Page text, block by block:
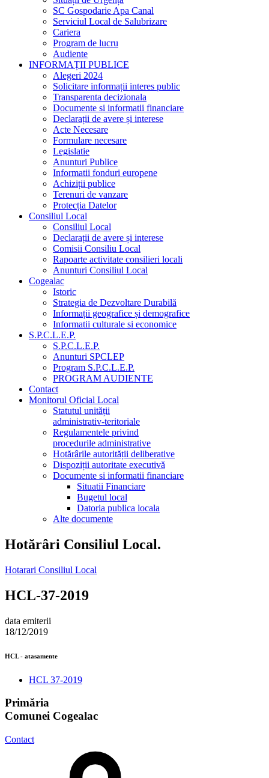
SC Gospodarie Apa Canal
Serviciul Local de Salubrizare
Cariera
Program de lucru
Audiente
INFORMAȚII PUBLICE
Alegeri 2024
Solicitare informații interes public
Transparenta decizionala
Documente si informatii financiare
Declarații de avere și interese
Acte Necesare
Formulare necesare
Legislatie
Anunturi Publice
Informatii fonduri europene
Achiziții publice
Terenuri de vanzare
Protecția Datelor
Consiliul Local
Consiliul Local
Declarații de avere și interese
Comisii Consiliu Local
Rapoarte activitate consilieri locali
Anunturi Consiliul Local
Cogealac
Istoric
Strategia de Dezvoltare Durabilă
Informații geografice și demografice
Informatii culturale si economice
S.P.C.L.E.P.
S.P.C.L.E.P.
Anunturi SPCLEP
Program S.P.C.L.E.P.
PROGRAM AUDIENTE
Contact
Monitorul Oficial Local
Statutul unității
administrativ-teritoriale
Regulamentele privind
procedurile administrative
Hotărârile autorității deliberative
Dispoziții autoritate executivă
Documente si informatii financiare
Situatii Financiare
Bugetul local
Datoria publica locala
Alte documente
Hotărâri Consiliul Local.
Hotarari Consiliul Local
HCL-37-2019
data emiterii
18/12/2019
HCL - atasamente
HCL 37-2019
Primăria
Comunei Cogealac
Contact